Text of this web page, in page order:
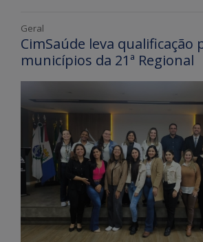
Geral
CimSaúde leva qualificação
municípios da 21ª Regional